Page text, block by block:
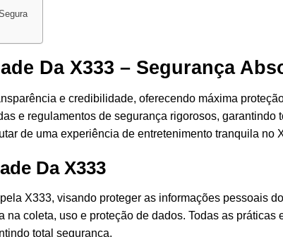
Da X333 – Segurança
e credibilidade, oferecendo máxima
e regulamentos de segurança rigorosos, garantindo
de uma experiência de entretenimento tranquila no
Da X333
X333, visando proteger as informações pessoais
coleta, uso e proteção de dados. Todas as práticas
total segurança.